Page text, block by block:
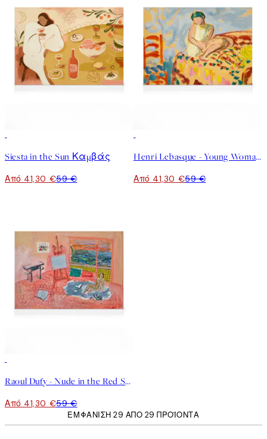
Siesta in the Sun Καμβάς
Από 41,30 €59 €
Henri Lebasque - Young Woman in a Green Turban Καμβάς
Από 41,30 €59 €
Raoul Dufy - Nude in the Red Studio Καμβάς
Από 41,30 €59 €
ΕΜΦΆΝΙΣΗ 29 ΑΠΌ 29 ΠΡΟΪΌΝΤΑ